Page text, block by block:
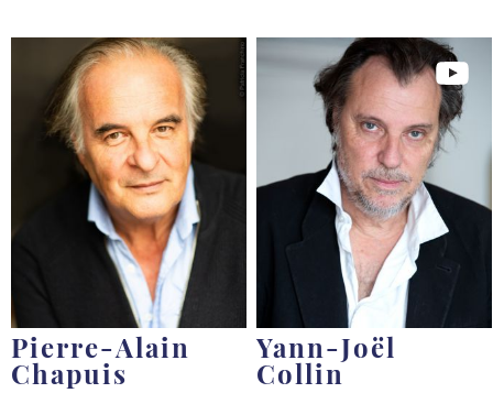
Pierre-Alain
Chapuis
Yann-Joël
Collin